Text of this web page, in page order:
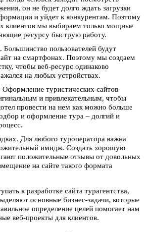
он не будет долго ждать загрузки
и уйдет к конкурентам. Поэтому
клиентов мы выбираем только мощные
ресурсу быструю работу.
Большинство пользователей будут
на смартфонах. Поэтому мы создаем
чтобы веб-ресурс одинаково
на любых устройствах.
Оформление туристических сайтов
и привлекательным, чтобы
провести на нем как можно больше
и оформление тура – долгий и
Для любого туроператора важна
имидж. Создать хорошую
положительные отзывы от довольных
на сайте такого формата
к разработке сайта турагентства,
основные бизнес-задачи, которые
определение целей помогает нам
веб-проекты для клиентов.